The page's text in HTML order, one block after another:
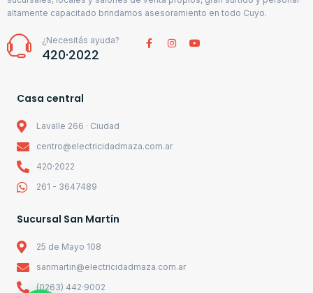
altamente capacitado brindamos asesoramiento en todo Cuyo.
¿Necesitás ayuda?
420·2022
Casa central
Lavalle 266 · Ciudad
centro@electricidadmaza.com.ar
420·2022
261 - 3647489
Sucursal San Martín
25 de Mayo 108
sanmartin@electricidadmaza.com.ar
(0263) 442·9002